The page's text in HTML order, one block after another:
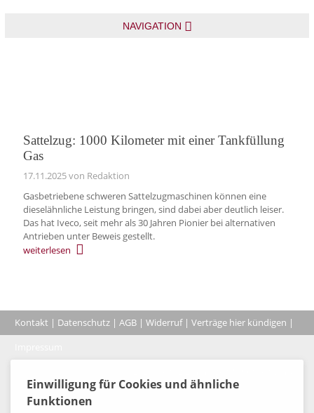
NAVIGATION
Sattelzug: 1000 Kilometer mit einer Tankfüllung
Gas
17.11.2025von Redaktion
Gasbetriebene schweren Sattelzugmaschinen können eine
dieselähnliche Leistung bringen, sind dabei aber deutlich leiser.
Das hat Iveco, seit mehr als 30 Jahren Pionier bei alternativen
Antrieben unter Beweis gestellt.
weiterlesen
Kontakt | Datenschutz | AGB | Widerruf| Verträge hier kündigen |
Einwilligung für Cookies und ähnliche
Funktionen